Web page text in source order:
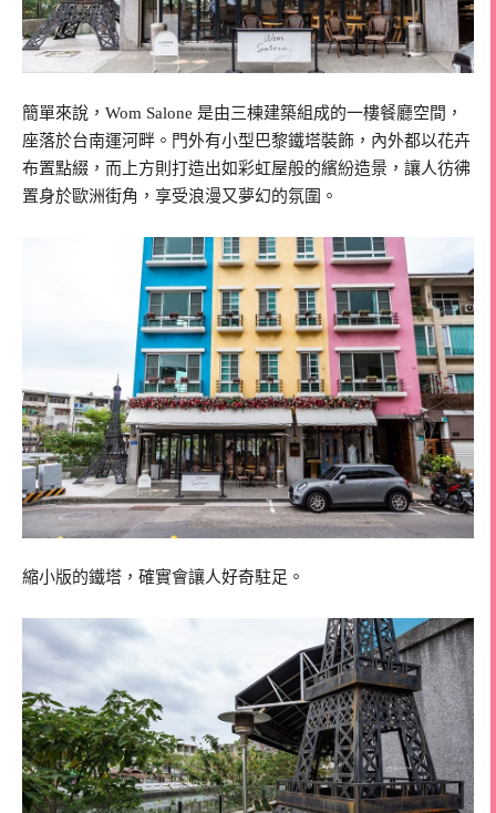
簡單來說，Wom Salone 是由三棟建築組成的一樓餐廳空間，
座落於台南運河畔。門外有小型巴黎鐵塔裝飾，內外都以花卉
布置點綴，而上方則打造出如彩虹屋般的繽紛造景，讓人彷彿
置身於歐洲街角，享受浪漫又夢幻的氛圍。
縮小版的鐵塔，確實會讓人好奇駐足。